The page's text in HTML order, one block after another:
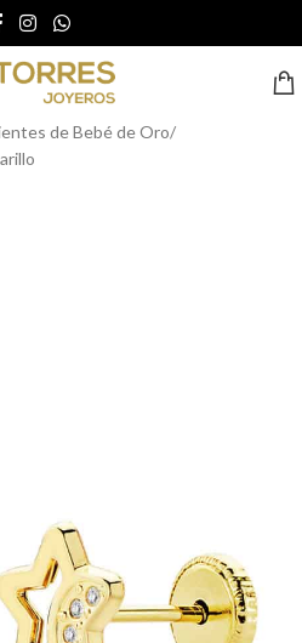
de Bebé de Oro/